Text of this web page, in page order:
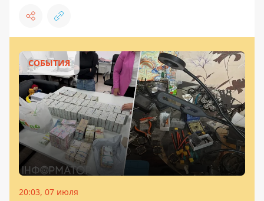
СОБЫТИЯ
20:03, 07 июля